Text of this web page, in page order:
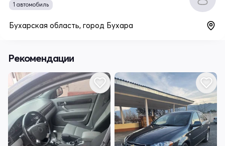
1 автомобиль
Бухарская область, город Бухара
Рекомендации